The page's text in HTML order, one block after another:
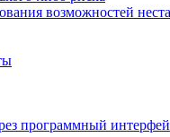
возможностей
программный